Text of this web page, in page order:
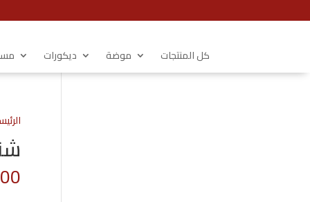
كل المنتجات موضة ديكورات